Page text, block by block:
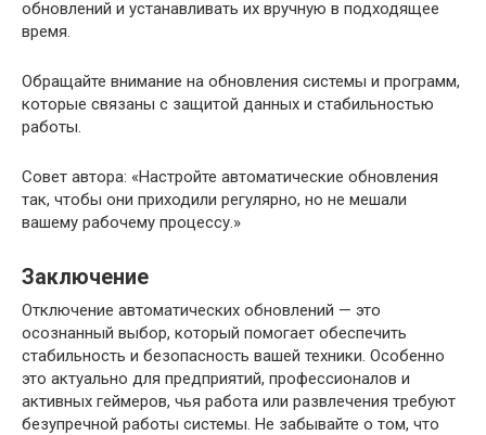
обновлений и устанавливать их вручную в подходящее
время.
Обращайте внимание на обновления системы и программ,
которые связаны с защитой данных и стабильностью
работы.
Совет автора: «Настройте автоматические обновления
так, чтобы они приходили регулярно, но не мешали
вашему рабочему процессу.»
Заключение
Отключение автоматических обновлений — это
осознанный выбор, который помогает обеспечить
стабильность и безопасность вашей техники. Особенно
это актуально для предприятий, профессионалов и
активных геймеров, чья работа или развлечения требуют
безупречной работы системы. Не забывайте о том, что